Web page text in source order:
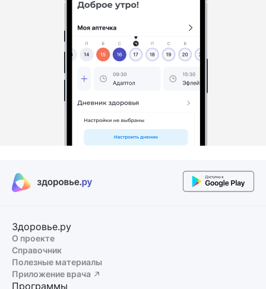
Здоровье.ру
О проекте
Справочник
Полезные материалы
Приложение врача
Программы